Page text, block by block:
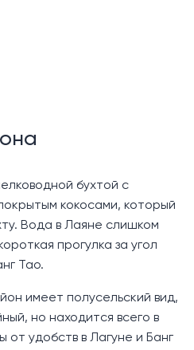
бухтой с
кокосами, который
Вода в Лаяне слишком
прогулка за угол
Тао.
имеет полусельский вид,
но находится всего в
от удобств в Лагуне и Банг